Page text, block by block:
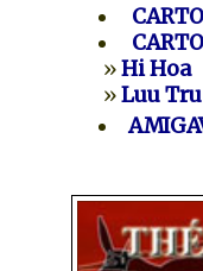
»Hi Hoa
»Luu Tru